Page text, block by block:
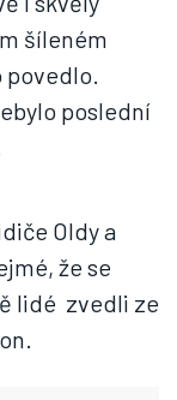
šíleném
povedlo.
poslední
Oldy a
že se
lidé zvedli ze